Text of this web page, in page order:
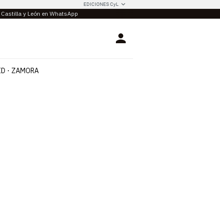
EDICIONES CyL
y León en WhatsApp
Login
ZAMORA